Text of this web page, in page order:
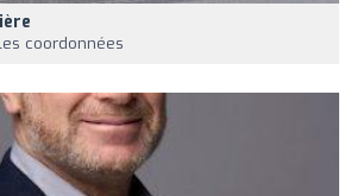
coordonnées